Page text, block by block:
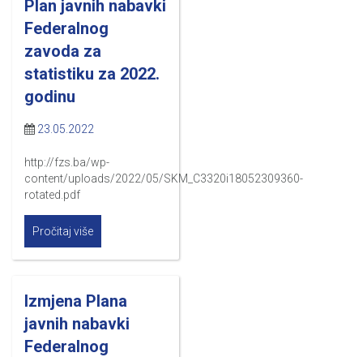
Plan javnih nabavki
Federalnog
zavoda za
statistiku za 2022.
godinu
23.05.2022
http://fzs.ba/wp-
content/uploads/2022/05/SKM_C3320i18052309360-
rotated.pdf
Pročitaj više
Izmjena Plana
javnih nabavki
Federalnog